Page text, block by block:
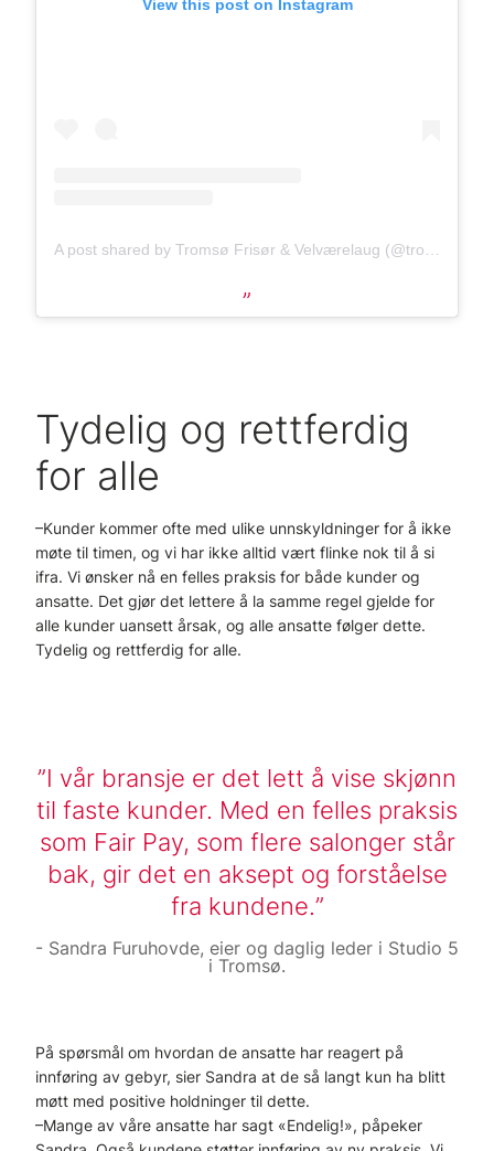
View this post on Instagram
Tydelig og rettferdig
for alle
–Kunder kommer ofte med ulike unnskyldninger for å ikke
møte til timen, og vi har ikke alltid vært flinke nok til å si
ifra. Vi ønsker nå en felles praksis for både kunder og
ansatte. Det gjør det lettere å la samme regel gjelde for
alle kunder uansett årsak, og alle ansatte følger dette.
Tydelig og rettferdig for alle.
I vår bransje er det lett å vise skjønn
til faste kunder. Med en felles praksis
som Fair Pay, som flere salonger står
bak, gir det en aksept og forståelse
fra kundene.
Sandra Furuhovde, eier og daglig leder i Studio 5
i Tromsø.
På spørsmål om hvordan de ansatte har reagert på
innføring av gebyr, sier Sandra at de så langt kun ha blitt
møtt med positive holdninger til dette.
–Mange av våre ansatte har sagt «Endelig!», påpeker